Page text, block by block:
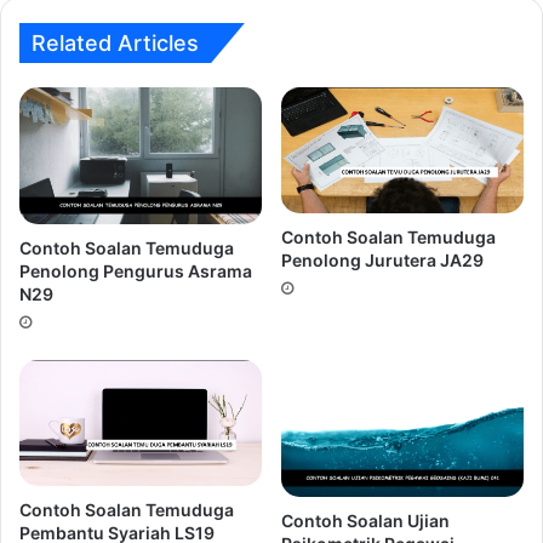
mengenakan pakaian dengan etika pemakaian yang betul
sewaktu hadir ke sesi temuduga.
5.Over Confident! Terlalu yakin!.Kesilapan ini sering
dilakukan oleh calon-calon yang mempunyai keputusan
akademik yang cemerlang.
Ingin Dapatkan Rujukan Temuduga
Penolong Pegawai Perangkaan E29
???
Related Articles
Contoh Soalan Temuduga
Penolong Pengurus Asrama
N29
Contoh Soalan Temuduga
Penolong Jurutera JA29
Contoh Soalan Temuduga
Pembantu Syariah LS19
Contoh Soalan Ujian